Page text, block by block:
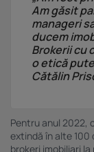
Am găsit
manageri
ducem
Brokerii cu
o etică
Cătălin
Pentru anul 2022,
extindă în alte 100
brokeri imobiliari